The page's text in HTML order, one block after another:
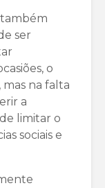
também
ser
o
na falta
a
limitar o
sociais e